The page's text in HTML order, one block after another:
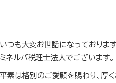
いつも大変お世話になっております
ミネルバ税理士法人でございます。
平素は格別のご愛顧を賜わり、厚く